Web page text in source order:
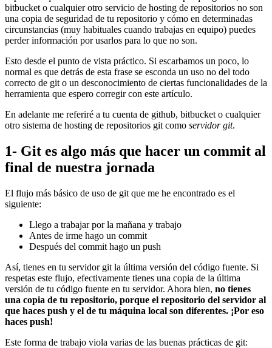
bitbucket o cualquier otro servicio de hosting de repositorios no son
una copia de seguridad de tu repositorio y cómo en determinadas
circunstancias (muy habituales cuando trabajas en equipo) puedes
perder información por usarlos para lo que no son.
Esto desde el punto de vista práctico. Si escarbamos un poco, lo
normal es que detrás de esta frase se esconda un uso no del todo
correcto de git o un desconocimiento de ciertas funcionalidades de la
herramienta que espero corregir con este artículo.
En adelante me referiré a tu cuenta de github, bitbucket o cualquier
otro sistema de hosting de repositorios git como servidor git.
1- Git es algo más que hacer un commit al
final de nuestra jornada
El flujo más básico de uso de git que me he encontrado es el
siguiente:
Llego a trabajar por la mañana y trabajo
Antes de irme hago un commit
Después del commit hago un push
Así, tienes en tu servidor git la última versión del código fuente. Si
respetas este flujo, efectivamente tienes una copia de la última
versión de tu código fuente en tu servidor. Ahora bien, no tienes
una copia de tu repositorio, porque el repositorio del servidor al
que haces push y el de tu máquina local son diferentes. ¡Por eso
haces push!
Este forma de trabajo viola varias de las buenas prácticas de git: